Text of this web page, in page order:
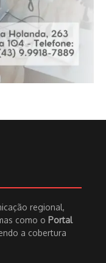
regional,
como o Portal
a cobertura